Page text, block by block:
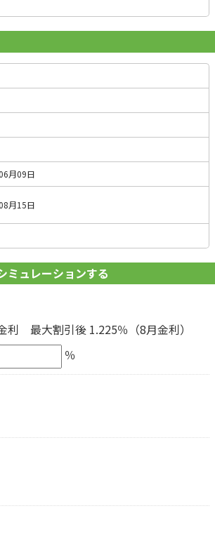
月09日
月15日
ミュレーションする
最大割引後 1.225％（8月金利）
％